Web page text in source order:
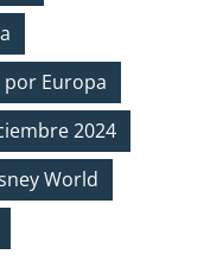
por Europa
2024
World